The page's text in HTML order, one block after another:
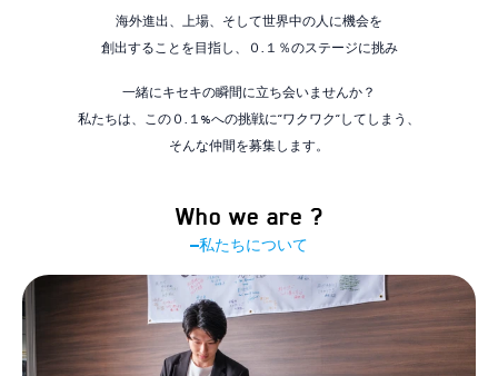
海外進出、上場、そして世界中の人に機会を
創出することを目指し、０.１％のステージに挑み
一緒にキセキの瞬間に立ち会いませんか？
私たちは、この０.１%への挑戦に”ワクワク”してしまう、
そんな仲間を募集します。
Who we are ?
私たちについて